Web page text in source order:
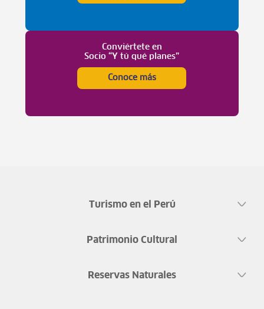
Conviértete en
Socio “Y tú qué planes”
Conoce más
Turismo en el Perú
Patrimonio Cultural
Reservas Naturales